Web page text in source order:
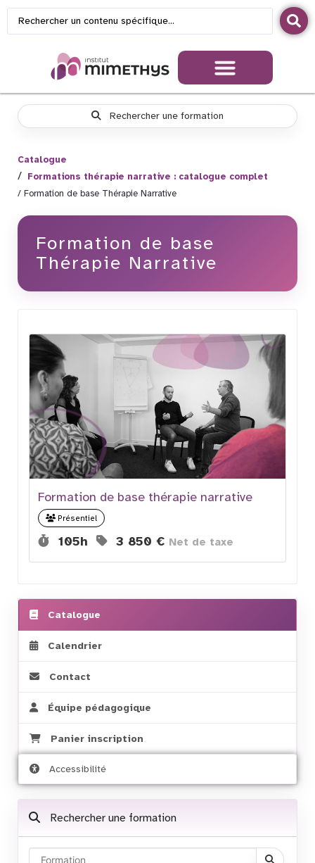
Rechercher une formation
Catalogue
Formations thérapie narrative : catalogue complet
Formation de base Thérapie Narrative
Formation de base
Thérapie Narrative
Formation de base thérapie narrative
Présentiel
Durée :
105h Prix :
3 850 € Net de taxe
Catalogue
Calendrier
Contact
Équipe pédagogique
Panier inscription
Accessibilité
Rechercher une formation